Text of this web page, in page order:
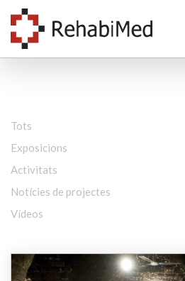
Tots
Exposicions
Activitats
Notícies de projectes
Vídeos